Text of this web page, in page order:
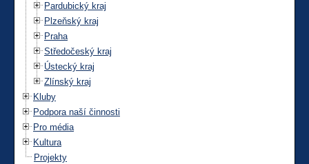
Pardubický kraj
Plzeňský kraj
Praha
Středočeský kraj
Ústecký kraj
Zlínský kraj
Kluby
Podpora naší činnosti
Pro média
Kultura
Projekty